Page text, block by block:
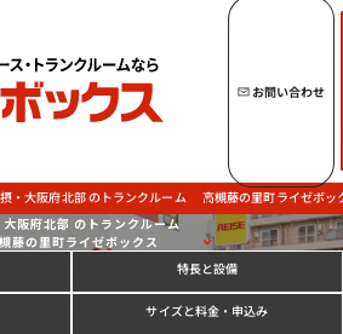
お問い合わせ
・大阪府北部 のトランクルーム 高槻藤の里町ライゼボッ
阪府北部 のトランクルーム
藤の里町ライゼボックス
特長と設備
サイズと料金 ・申込み